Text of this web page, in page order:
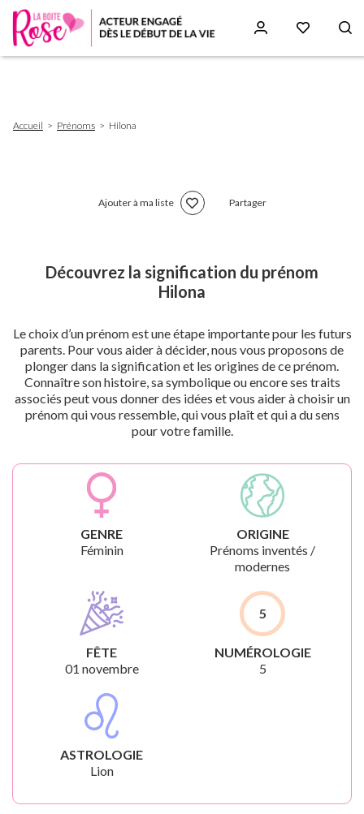
d'Ariane
Accueil Prénoms Hilona
Ajouter à ma liste Partager
Découvrez la signification du prénom
Hilona
Le choix d’un prénom est une étape importante pour les futurs
parents. Pour vous aider à décider, nous vous proposons de
plonger dans la signification et les origines de ce prénom.
Connaître son histoire, sa symbolique ou encore ses traits
associés peut vous donner des idées et vous aider à choisir un
prénom qui vous ressemble, qui vous plaît et qui a du sens
pour votre famille.
GENRE
Féminin
ORIGINE
Prénoms inventés /
modernes
FÊTE
01 novembre
5
NUMÉROLOGIE
5
ASTROLOGIE
Lion